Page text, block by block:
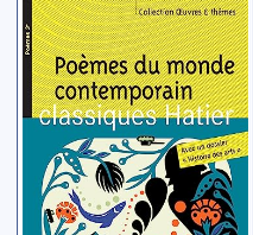
Poèmes du
monde
contemporain
Philippe, Marie-Hélène